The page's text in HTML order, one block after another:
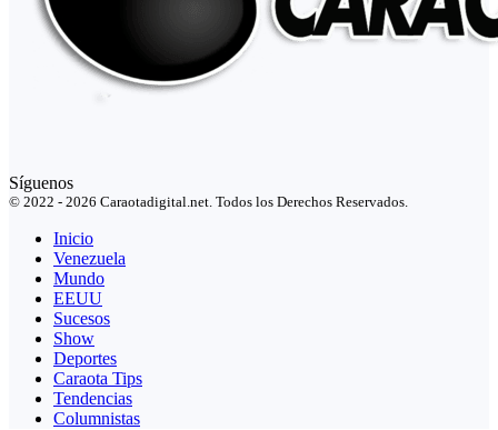
Síguenos
© 2022 - 2026 Caraotadigital.net. Todos los Derechos Reservados.
Inicio
Venezuela
Mundo
EEUU
Sucesos
Show
Deportes
Caraota Tips
Tendencias
Columnistas